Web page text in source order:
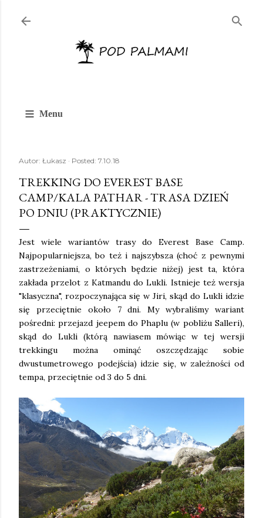
≡ Menu
Autor: Łukasz Posted: 7.10.18
TREKKING DO EVEREST BASE
CAMP/KALA PATHAR - TRASA DZIEŃ
PO DNIU (PRAKTYCZNIE)
Jest wiele wariantów trasy do Everest Base Camp.
Najpopularniejsza, bo też i najszybsza (choć z pewnymi
zastrzeżeniami, o których będzie niżej) jest ta, która
zakłada przelot z Katmandu do Lukli. Istnieje też wersja
"klasyczna", rozpoczynająca się w Jiri, skąd do Lukli idzie
się przeciętnie około 7 dni. My wybraliśmy wariant
pośredni: przejazd jeepem do Phaplu (w pobliżu Salleri),
skąd do Lukli (którą nawiasem mówiąc w tej wersji
trekkingu można ominąć oszczędzając sobie
dwustumetrowego podejścia) idzie się, w zależności od
tempa, przeciętnie od 3 do 5 dni.